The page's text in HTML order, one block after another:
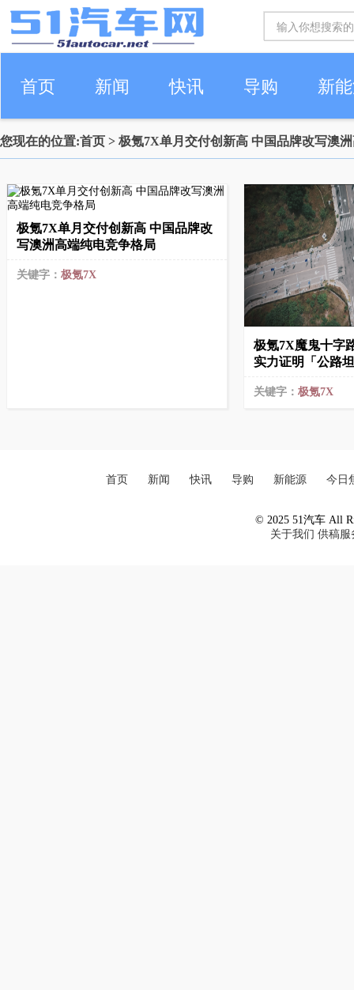
首页 新闻 快讯 导购 新
车生活
您现在的位置:首页 > 极氪7X单月交付创新高 中国品牌改写澳
极氪7X单月交付创新高 中国品牌改
写澳洲高端纯电竞争格局
关键字： 极氪7X
极氪7X魔鬼十字
实力证明「公路
关键字： 极氪7X
首页 新闻 快讯 导购 新能源 今日
© 2025 51汽车 All
关于我们 供稿服